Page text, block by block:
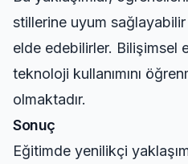
stillerine uyum
elde edebilirler. Bilişimsel
teknoloji kullanımını
olmaktadır.
Sonuç
Eğitimde yenilikçi